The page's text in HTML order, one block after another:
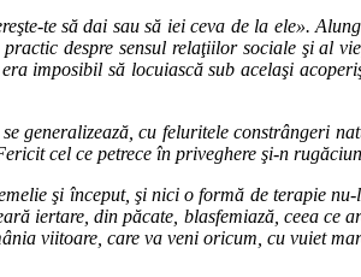
te să dai sau să iei ceva de la ele».
despre sensul relaţiilor sociale şi al
imposibil să locuiască sub acelaşi
generalizează, cu feluritele constrângeri
cel ce petrece în priveghere şi-n
şi început, şi nici o formă de terapie
iertare, din păcate, blasfemiază, ceea ce
viitoare, care va veni oricum, cu vuiet